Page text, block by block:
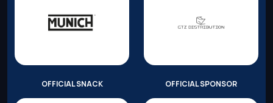
OFFICIAL SNACK OFFICIAL SPONSOR